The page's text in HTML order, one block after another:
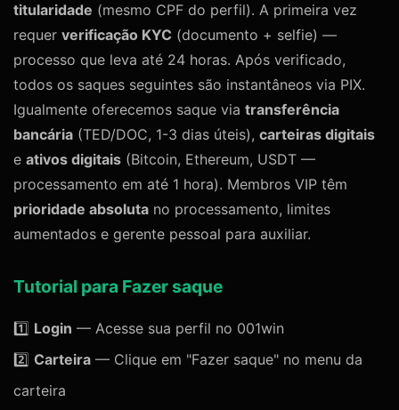
titularidade (mesmo CPF do perfil). A primeira vez
requer verificação KYC (documento + selfie) —
processo que leva até 24 horas. Após verificado,
todos os saques seguintes são instantâneos via PIX.
Igualmente oferecemos saque via transferência
bancária (TED/DOC, 1-3 dias úteis), carteiras digitais
e ativos digitais (Bitcoin, Ethereum, USDT —
processamento em até 1 hora). Membros VIP têm
prioridade absoluta no processamento, limites
aumentados e gerente pessoal para auxiliar.
Tutorial para Fazer saque
1️⃣ Login — Acesse sua perfil no 001win
2️⃣ Carteira — Clique em "Fazer saque" no menu da
carteira